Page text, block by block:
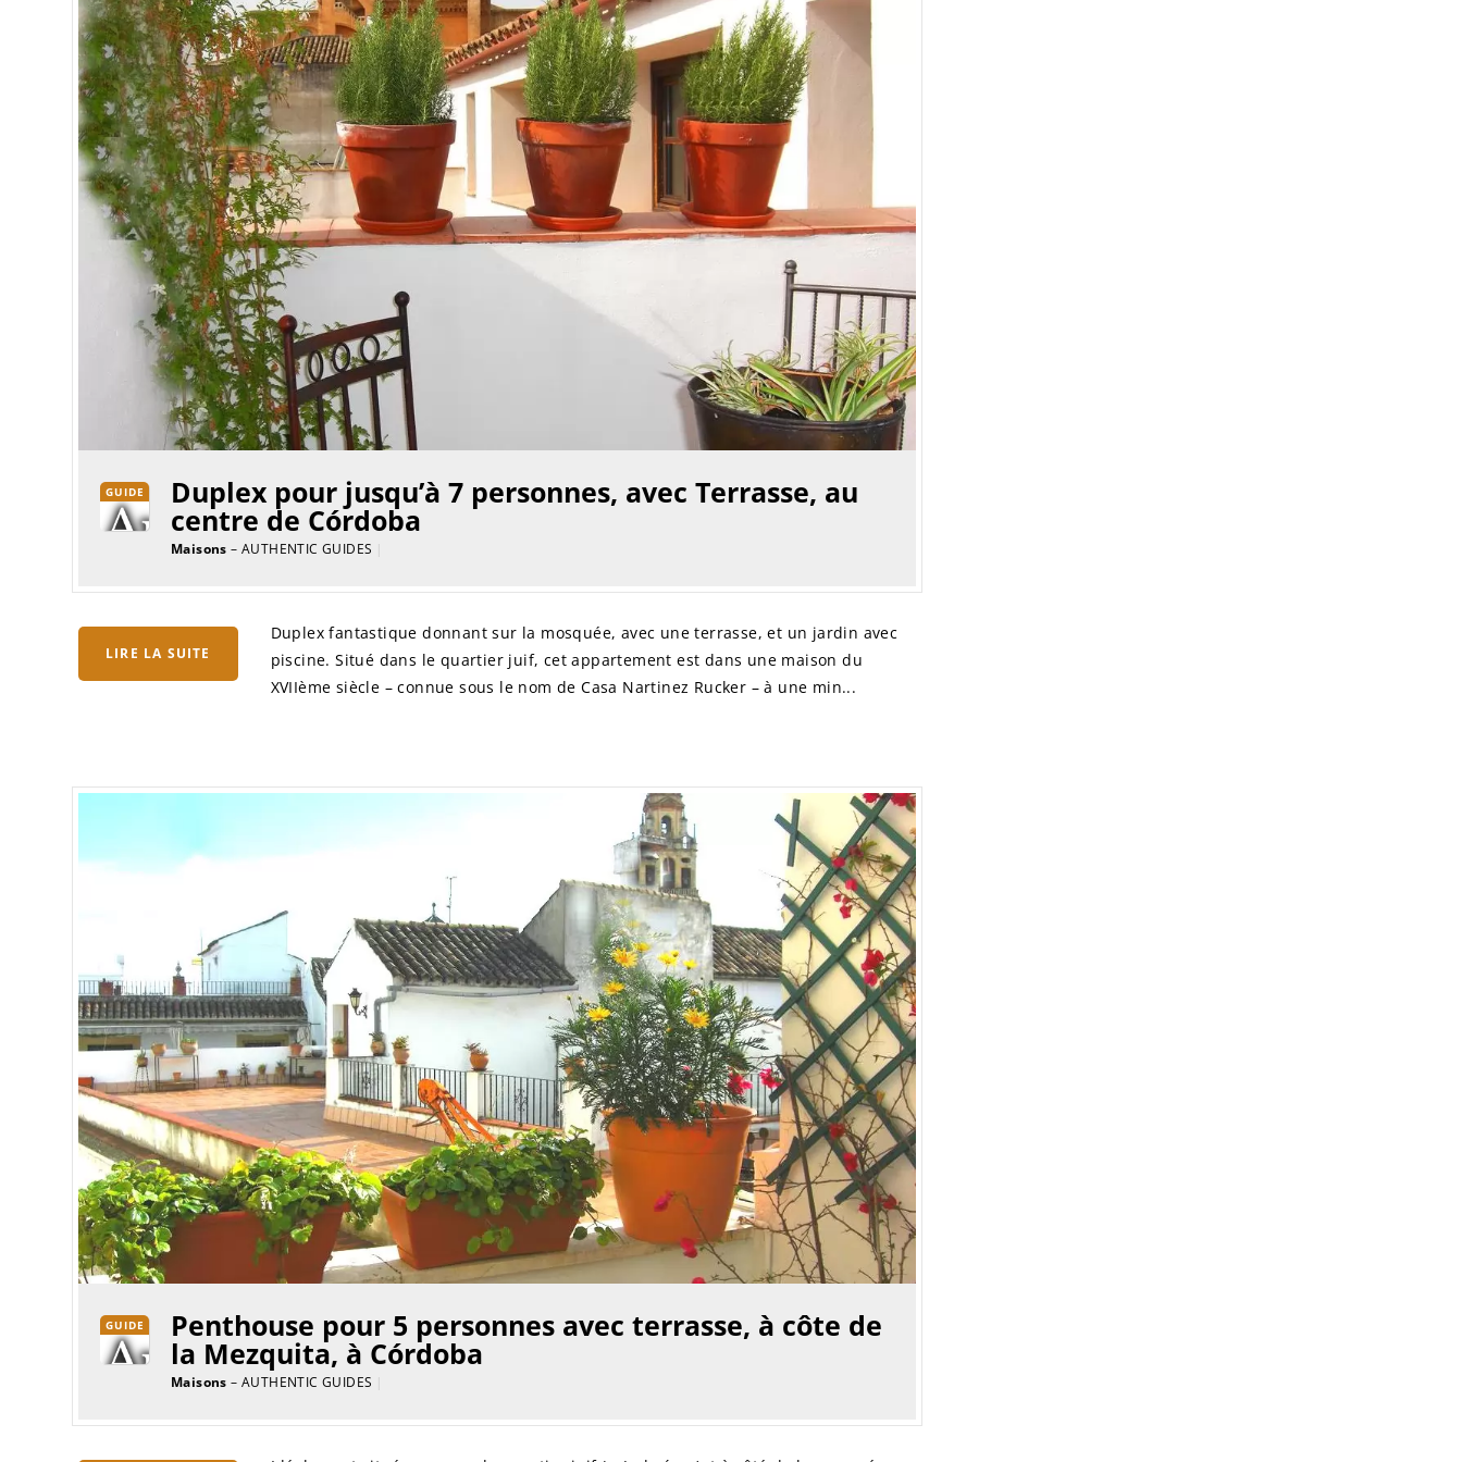
GUIDE Duplex pour jusqu’à 7 personnes, avec Terrasse, au
centre de Córdoba
Maisons – AUTHENTIC GUIDES |
LIRE LA SUITE
Duplex fantastique donnant sur la mosquée, avec une terrasse, et un jardin avec
piscine. Situé dans le quartier juif, cet appartement est dans une maison du
XVIIème siècle – connue sous le nom de Casa Nartinez Rucker – à une min...
GUIDE Penthouse pour 5 personnes avec terrasse, à côte de
la Mezquita, à Córdoba
Maisons – AUTHENTIC GUIDES |